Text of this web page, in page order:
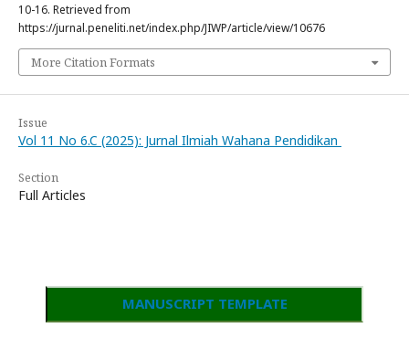
10-16. Retrieved from
https://jurnal.peneliti.net/index.php/JIWP/article/view/10676
More Citation Formats
Issue
Vol 11 No 6.C (2025): Jurnal Ilmiah Wahana Pendidikan
Section
Full Articles
MANUSCRIPT TEMPLATE